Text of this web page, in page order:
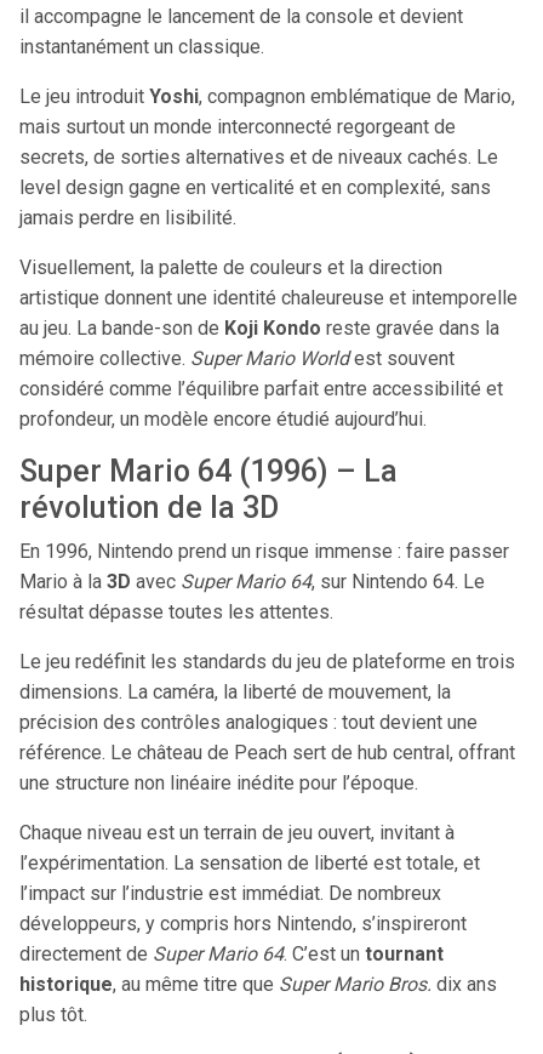
il accompagne le lancement de la console et devient
instantanément un classique.
Le jeu introduit Yoshi, compagnon emblématique de Mario,
mais surtout un monde interconnecté regorgeant de
secrets, de sorties alternatives et de niveaux cachés. Le
level design gagne en verticalité et en complexité, sans
jamais perdre en lisibilité.
Visuellement, la palette de couleurs et la direction
artistique donnent une identité chaleureuse et intemporelle
au jeu. La bande-son de Koji Kondo reste gravée dans la
mémoire collective. Super Mario Worldest souvent
considéré comme l’équilibre parfait entre accessibilité et
profondeur, un modèle encore étudié aujourd’hui.
Super Mario 64 (1996) – La
révolution de la 3D
En 1996, Nintendo prend un risque immense : faire passer
Mario à la 3D avec Super Mario 64, sur Nintendo 64. Le
résultat dépasse toutes les attentes.
Le jeu redéfinit les standards du jeu de plateforme en trois
dimensions. La caméra, la liberté de mouvement, la
précision des contrôles analogiques : tout devient une
référence. Le château de Peach sert de hub central, offrant
une structure non linéaire inédite pour l’époque.
Chaque niveau est un terrain de jeu ouvert, invitant à
l’expérimentation. La sensation de liberté est totale, et
l’impact sur l’industrie est immédiat. De nombreux
développeurs, y compris hors Nintendo, s’inspireront
directement de Super Mario 64. C’est un tournant
historique, au même titre que Super Mario Bros. dix ans
plus tôt.